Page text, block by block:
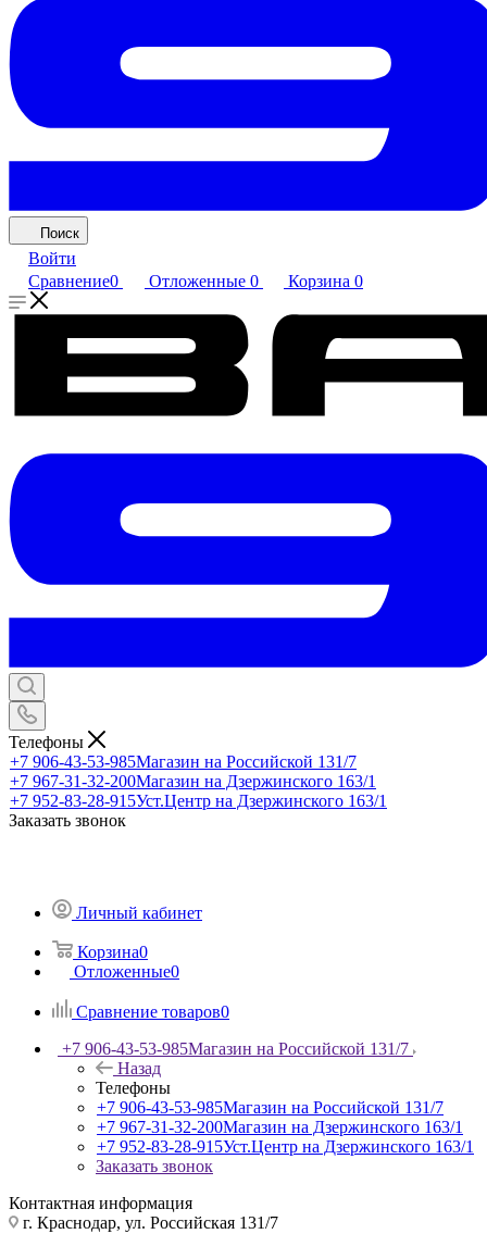
Поиск
Войти
Сравнение0 Отложенные 0 Корзина 0
Телефоны
+7 906-43-53-985Магазин на Российской 131/7
+7 967-31-32-200Магазин на Дзержинского 163/1
+7 952-83-28-915Уст.Центр на Дзержинского 163/1
Заказать звонок
Личный кабинет
Корзина0
Отложенные0
Сравнение товаров0
+7 906-43-53-985Магазин на Российской 131/7
Назад
Телефоны
+7 906-43-53-985Магазин на Российской 131/7
+7 967-31-32-200Магазин на Дзержинского 163/1
+7 952-83-28-915Уст.Центр на Дзержинского 163/1
Заказать звонок
Контактная информация
г. Краснодар, ул. Российская 131/7